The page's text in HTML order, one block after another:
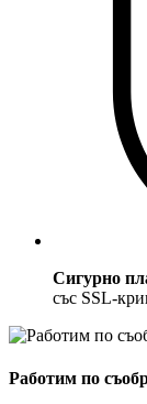
Сигурно
със SSL-
Работим по